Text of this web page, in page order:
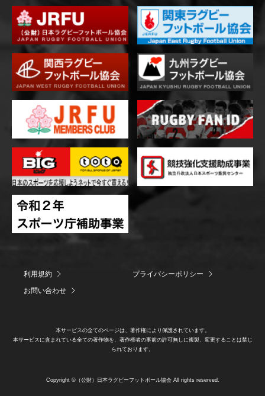
利用規約
プライバシーポリシー
お問い合わせ
本サービスの全てのページは、著作権により保護されています。
本サービスに含まれている全ての著作物を、著作権者の事前の許可無しに複製、変更することは禁じ
られております。
Copyright ©（公財）日本ラグビーフットボール協会 All rights reserved.